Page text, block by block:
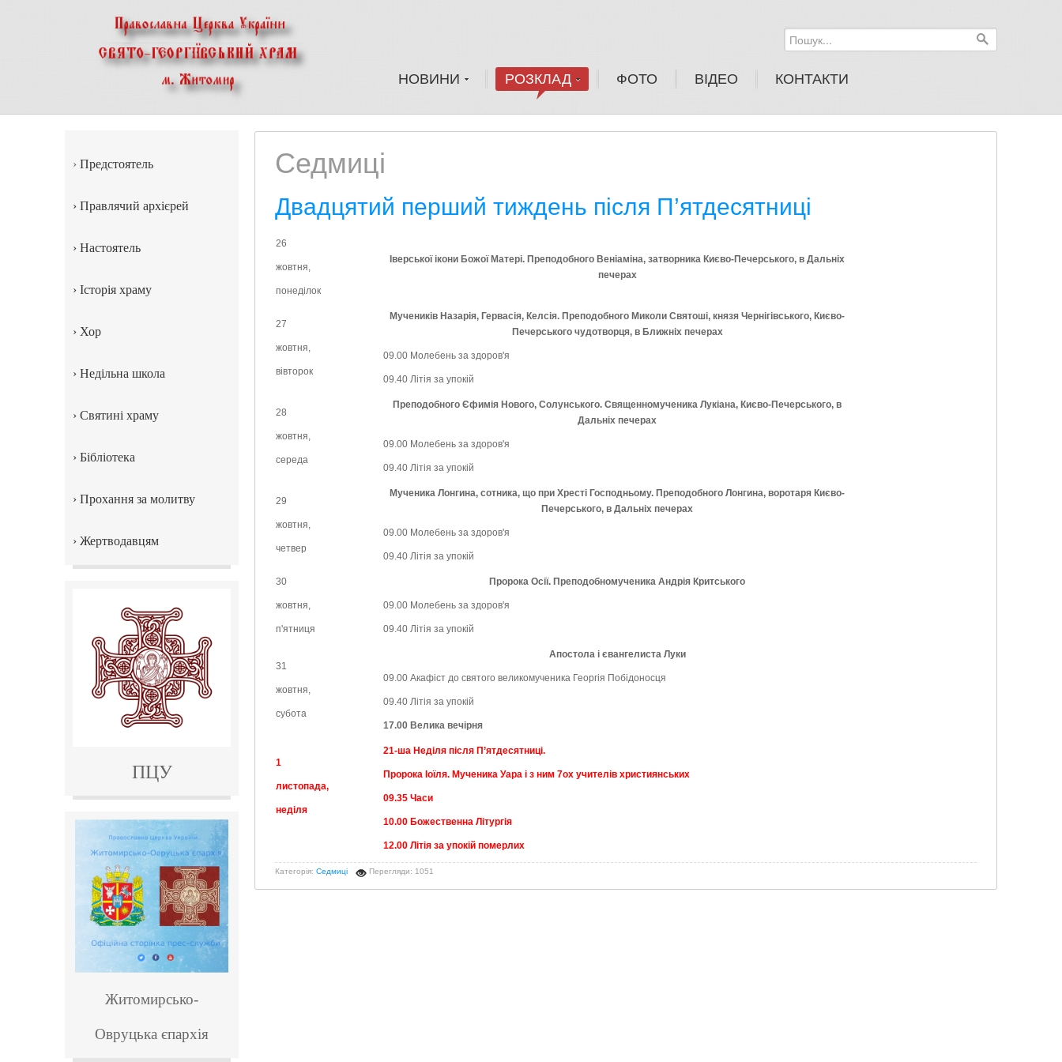
Пошук...
НОВИНИ РОЗКЛАД ФОТО ВІДЕО КОНТАКТИ
Седмиці
Двадцятий перший тиждень після П’ятдесятниці
26
жовтня,
понеділок
Іверської ікони Божої Матері. Преподобного Веніаміна, затворника Києво-Печерського, в Дальніх
печерах
27
жовтня,
вівторок
Мучеників Назарія, Гервасія, Келсія. Преподобного Миколи Святоші, князя Чернігівського, Києво-
Печерського чудотворця, в Ближніх печерах
09.00 Молебень за здоров'я
09.40 Літія за упокій
28
жовтня,
середа
Преподобного Єфимія Нового, Солунського. Священномученика Лукіана, Києво-Печерського, в
Дальніх печерах
09.00 Молебень за здоров'я
09.40 Літія за упокій
29
жовтня,
четвер
Мученика Лонгина, сотника, що при Хресті Господньому. Преподобного Лонгина, воротаря Києво­
Печерського, в Дальніх печерах
09.00 Молебень за здоров'я
09.40 Літія за упокій
30
жовтня,
п'ятниця
Пророка Осії. Преподобномученика Андрія Критського
09.00 Молебень за здоров'я
09.40 Літія за упокій
31
жовтня,
субота
Апостола і євангелиста Луки
09.00 Акафіст до святого великомученика Георгія Побідоносця
09.40 Літія за упокій
17.00 Велика вечірня
1
листопада,
неділя
21-ша Неділя після П’ятдесятниці.
Пророка Іоїля. Мученика Уара і з ним 7­ох учителів християнських
09.35 Часи
10.00 Божественна Літургія
12.00 Літія за упокій померлих
Категорія: Седмиці Перегляди: 1051
› Предстоятель
› Правлячий архієрей
› Настоятель
› Історія храму
› Хор
› Недільна школа
› Святині храму
› Бібліотека
› Прохання за молитву
› Жертводавцям
ПЦУ
Житомирсько-
Овруцька єпархія